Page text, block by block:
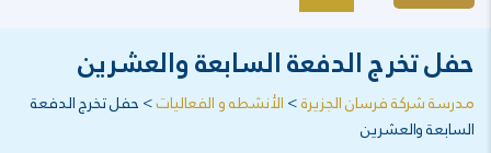
حفل تخرج الدفعة السابعة والعشرين
مدرسة شركة فرسان الجزيرة>الأنشطه و الفعاليات>حفل تخرج الدفعة
السابعة والعشرين